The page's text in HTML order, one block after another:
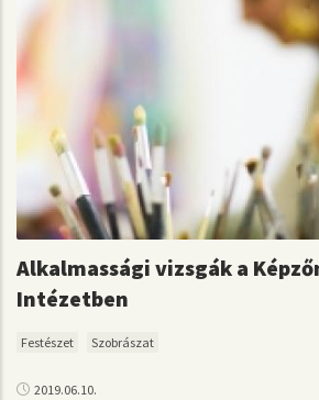
Alkalmassági vizsgák a
Intézetben
Festészet Szobrászat
2019.06.10.